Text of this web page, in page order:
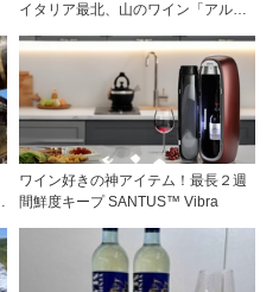
イタリア最北、山のワイン「アル
エが偏愛するシャンパーニュ」第二
特集「この夏の主役！ ナチュラルな
ロゼワイン」
ワイン好きの神アイテム！最長２週
間鮮度キープ SANTUS™ Vibra